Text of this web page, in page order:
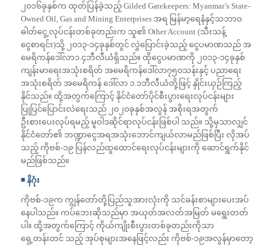
၂၀၁၆ခုနှစ်က ထုတ်ပြန်ခဲ့သည့် Gilded Gatekeepers: Myanmar’s State-
Owned Oil, Gas and Mining Enterprises အရ မြန်မာ့ရေနံနှင့်သဘာဝ
ဓါတ်ငွေ့ လုပ်ငန်းတစ်ခုတည်းက သူ၏ Other Account (သီးသန့်
ငွေစာရင်း)သို့ ၂၀၁၃-၁၄ခုနှစ်တွင် လွှဲပြောင်းခဲ့သည့် ငွေပမာဏသည် အ
မေရိကန်ဒေါ်လာ၁.၄ဘီလီယံရှိသည်။ ထိုငွေပမာဏကို ၂၀၁၃-၁၄ခုနှစ်
ကျန်းမာရေးအသုံးစရိတ် အမေရိကန်ဒေါ်လာ၇၅၀သန်းနှင့် ပညာရေး
အသုံးစရိတ် အမေရိကန် ဒေါ်လာ ၁.၁ဘီလီယံတို့ဖြင့် နှိုင်းယှဉ်ကြည့်
နိုင်သည်။ ထို့အတွက်ကြောင့် နိုင်ငံတော်ပိုင်စီးပွားရေးလုပ်ငန်းများ
ပြုပြင်ပြောင်းလဲရေးသည် ၂၀၂၀ခုနှစ်အလွန် အစိုးရအတွက်
ဦးစားပေးလုပ်ရမည့် မူဝါဒဆိုင်ရာလုပ်ငန်းဖြစ်ပါ သည်။ သို့မှသာလျှင်
နိုင်ငံတော်၏ ဘဏ္ဍာငွေအရအသုံးဘောင်ကျယ်လာမည်ဖြစ်ပြီး လိုအပ်
သည့် ကိုဗစ်-၁၉ ပြန်လည်ထူထောင်ရေးလုပ်ငန်းများကို ဆောင်ရွက်နိုင်
မည်ဖြစ်သည်။
◾️ နိဂုံး
ကိုဗစ်-၁၉က ကျွန်တော်တို့ပြည်သူအားလုံးကို သင်ခန်းစာများပေးအပ်
နေပါသည်။ ကပ်ဘေးဆိုသည်မှာ အယုတ်အလတ်အမြတ် မရွေးတတ်
ပါ။ ထို့အတွက်ကြောင့် ကိုယ်ကျိုးစီးပွားတစ်ခုတည်းကိုသာ
ရှေ့တန်းတင် သည့် အုပ်စုများအနေဖြင့်လည်း ကိုဗစ်-၁၉အလွန်မှာတော့